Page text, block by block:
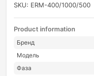
SKU: ERM-400/1000/500
Product information
Бренд
Модель
Фаза